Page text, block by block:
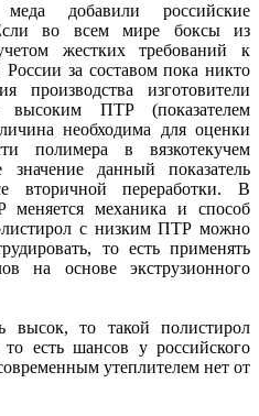
добавили российские
во всем мире боксы из
жестких требований к
России за составом пока никто
производства изготовители
высоким ПТР (показателем
необходима для оценки
полимера в вязкотекучем
значение данный показатель
вторичной переработки. В
меняется механика и способ
с низким ПТР можно
то есть применять
на основе экструзионного
то такой полистирол
то есть шансов у российского
утеплителем нет от